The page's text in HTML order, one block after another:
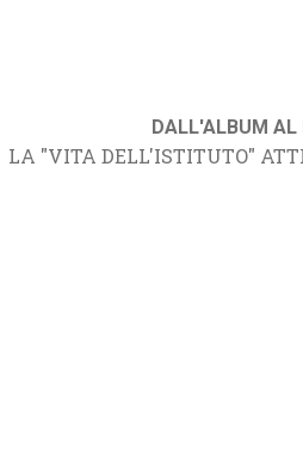
DALL'ALBUM AL
LA "VITA DELL'ISTITUTO"